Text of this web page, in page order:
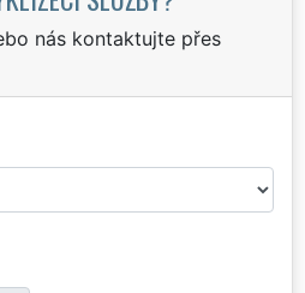
nás kontaktujte přes